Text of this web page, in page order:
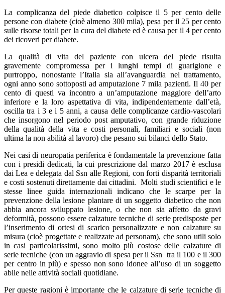
La complicanza del piede diabetico colpisce il 5 per cento delle
persone con diabete (cioè almeno 300 mila), pesa per il 25 per cento
sulle risorse totali per la cura del diabete ed è causa per il 4 per cento
dei ricoveri per diabete.
La qualità di vita del paziente con ulcera del piede risulta
gravemente compromessa per i lunghi tempi di guarigione e
purtroppo, nonostante l’Italia sia all’avanguardia nel trattamento,
ogni anno sono sottoposti ad amputazione 7 mila pazienti. Il 40 per
cento di questi va incontro a un’amputazione maggiore dell’arto
inferiore e la loro aspettativa di vita, indipendentemente dall’età,
oscilla tra i 3 e i 5 anni, a causa delle complicanze cardio-vascolari
che insorgono nel periodo post amputativo, con grande riduzione
della qualità della vita e costi personali, familiari e sociali (non
ultima la non abilità al lavoro) che pesano sui bilanci dello Stato.
Nei casi di neuropatia periferica è fondamentale la prevenzione fatta
con i presidi dedicati, la cui prescrizione dal marzo 2017 è esclusa
dai Lea e delegata dal Ssn alle Regioni, con forti disparità territoriali
e costi sostenuti direttamente dai cittadini. Molti studi scientifici e le
stesse linee guida internazionali indicano che le scarpe per la
prevenzione della lesione plantare di un soggetto diabetico che non
abbia ancora sviluppato lesione, o che non sia affetto da gravi
deformità, possono essere calzature tecniche di serie predisposte per
l’inserimento di ortesi di scarico personalizzate e non calzature su
misura (cioè progettate e realizzate ad personam), che sono utili solo
in casi particolarissimi, sono molto più costose delle calzature di
serie tecniche (con un aggravio di spesa per il Ssn tra il 100 e il 300
per centro in più) e spesso non sono idonee all’uso di un soggetto
abile nelle attività sociali quotidiane.
Per queste ragioni è importante che le calzature di serie tecniche di